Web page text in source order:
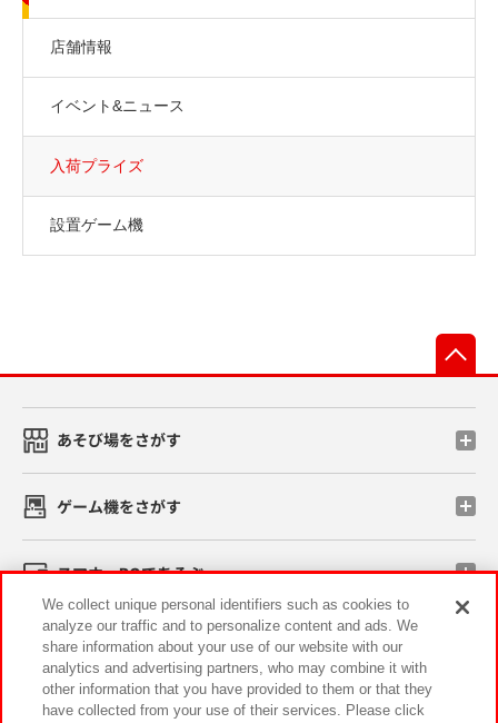
店舗情報
イベント&ニュース
入荷プライズ
設置ゲーム機
あそび場をさがす
ゲーム機をさがす
スマホ・PCであそぶ
イベント・キャンペーン
We collect unique personal identifiers such as cookies to
analyze our traffic and to personalize content and ads. We
share information about your use of our website with our
analytics and advertising partners, who may combine it with
other information that you have provided to them or that they
have collected from your use of their services. Please click